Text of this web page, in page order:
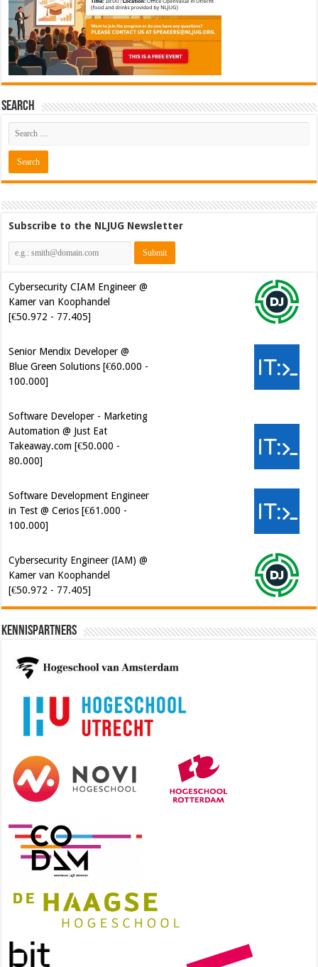
Search
Subscribe to the NLJUG Newsletter
Cybersecurity CIAM Engineer @
Kamer van Koophandel
[€50.972 - 77.405]
Senior Mendix Developer @
Blue Green Solutions [€60.000 -
100.000]
Software Developer - Marketing
Automation @ Just Eat
Takeaway.com [€50.000 -
80.000]
Software Development Engineer
in Test @ Cerios [€61.000 -
100.000]
Cybersecurity Engineer (IAM) @
Kamer van Koophandel
[€50.972 - 77.405]
Kennispartners